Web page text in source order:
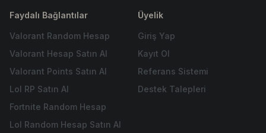
Faydalı Bağlantılar
Valorant Random Hesap
Valorant Hesap Satın Al
Valorant Points Satın Al
Lol RP Satın Al
Fortnite Random Hesap
Lol Random Hesap Satın Al
Üyelik
Giriş Yap
Kayıt Ol
Referans Sistemi
Destek Talepleri